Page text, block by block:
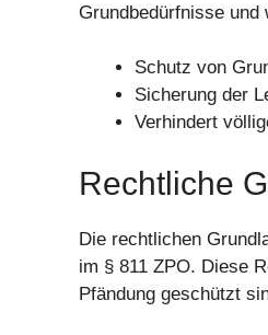
Grundbedürfnisse
Schutz von
Sicherung der
Verhindert
Rechtliche
Die rechtlichen
im § 811 ZPO. Diese
Pfändung geschützt